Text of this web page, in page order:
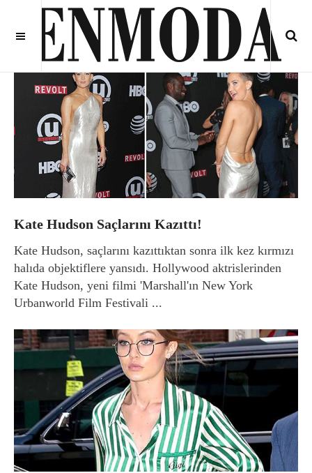
Kate Hudson Saçlarını Kazıttı!
Kate Hudson, saçlarını kazıttıktan sonra ilk kez kırmızı
halıda objektiflere yansıdı. Hollywood aktrislerinden
Kate Hudson, yeni filmi 'Marshall'ın New York
Urbanworld Film Festivali ...